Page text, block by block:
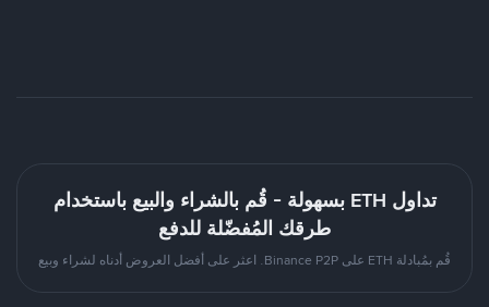
تداول ETH بسهولة - قُم بالشراء والبيع باستخدام
طرقك المُفضّلة للدفع
قُم بمُبادلة ETH على Binance P2P. اعثر على أفضل العروض أدناه لشراء وبيع